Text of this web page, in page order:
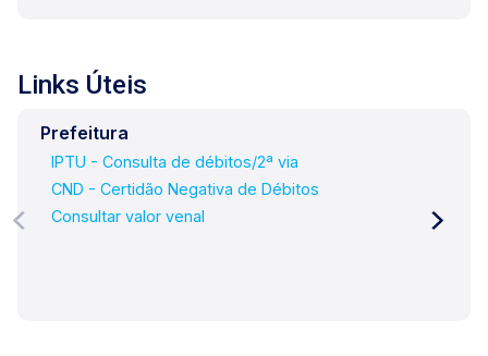
Locação - Rua Barão do Amazonas, 1700 e Lago
644.
Links Úteis
Prefeitura
IPTU - Consulta de débitos/2ª via
CND - Certidão Negativa de Débitos
Consultar valor venal